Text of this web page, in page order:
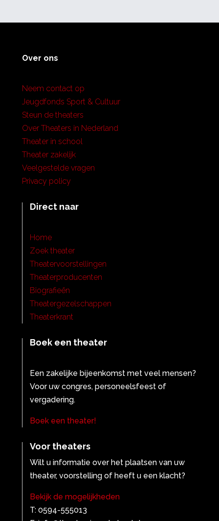
Over ons
Neem contact op
Jeugdfonds Sport & Cultuur
Steun de theaters
Over Theaters in Nederland
Theater in school
Theater zakelijk
Veelgestelde vragen
Privacy policy
Direct naar
Home
Zoek theater
Theatervoorstellingen
Theaterproducenten
Biografieën
Theatergezelschappen
Theaterkrant
Boek een theater
Een zakelijke bijeenkomst met veel mensen?
Voor uw congres, personeelsfeest of
vergadering.
Boek een theater!
Voor theaters
Wilt u informatie over het plaatsen van uw
theater, voorstelling of heeft u een klacht?
Bekijk de mogelijkheden
T: 0594-555013